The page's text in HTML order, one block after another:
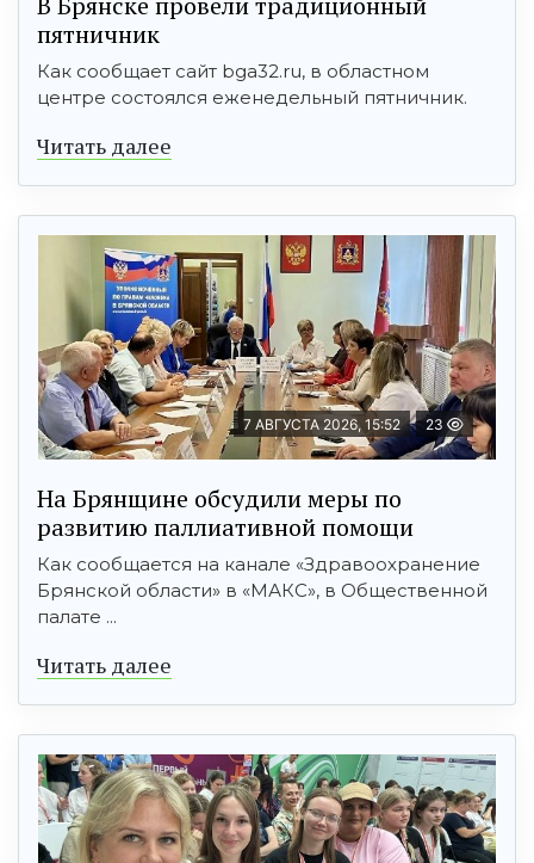
пятничник
Как сообщает сайт bga32.ru, в областном
центре состоялся еженедельный пятничник.
Читать далее
7 АВГУСТА 2026, 15:52 23
На Брянщине обсудили меры по
развитию паллиативной помощи
Как сообщается на канале «Здравоохранение
Брянской области» в «МАКС», в Общественной
палате ...
Читать далее